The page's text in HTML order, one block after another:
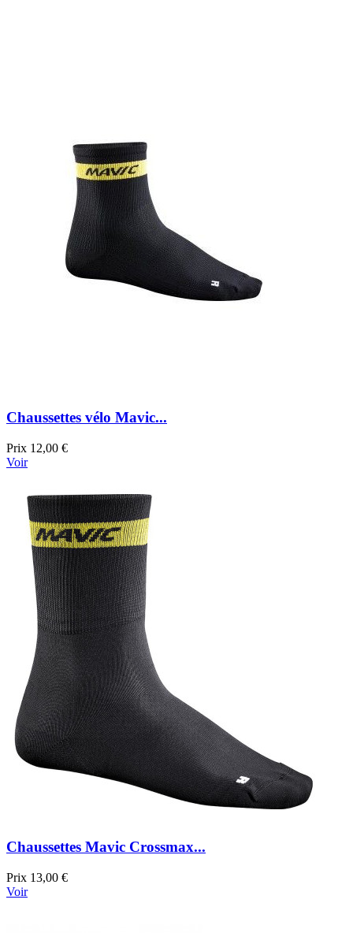
Chaussettes vélo Mavic...
Prix 12,00 €
Voir
Chaussettes Mavic Crossmax...
Prix 13,00 €
Voir